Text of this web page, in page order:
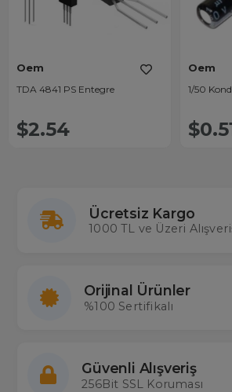
Oem
TDA 4841 PS Entegre
$2.54
Oem
1/50
Ücretsiz Kargo
1000 TL ve Üzeri
Orijinal Ürünler
%100 Sertifikalı
Güvenli Alışveriş
256Bit SSL Koruması